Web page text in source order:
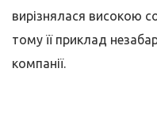
вирізнялася високою
тому її приклад
компанії.